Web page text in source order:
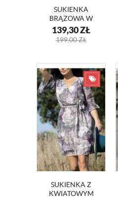
SUKIENKA
BRĄZOWA W
ROMBY MAJA
KM348-1
139,30ZŁ
199,00ZŁ
SUKIENKA Z
KWIATOWYM